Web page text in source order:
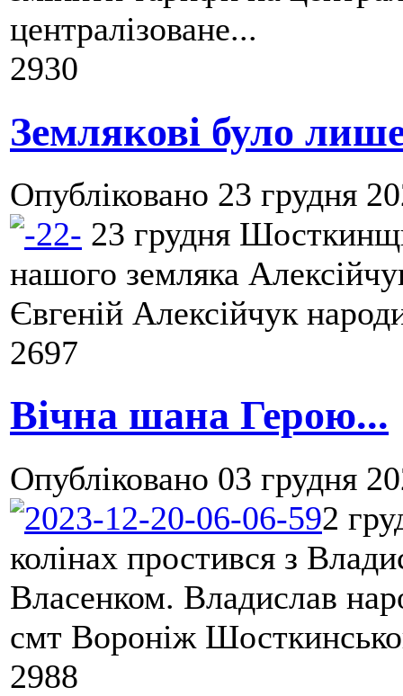
централізоване...
2930
Землякові було
Опубліковано 23 грудня
23 грудня
нашого земляка
Євгеній Алексійчук
2697
Вічна шана Герою...
Опубліковано 03 грудня
2
колінах простився з
Власенком. Владислав
смт Вороніж
2988